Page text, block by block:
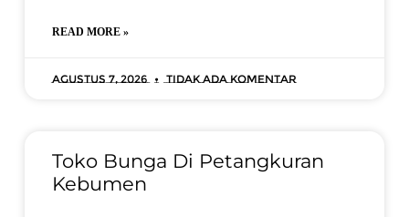
READ MORE »
Agustus 7, 2026 Tidak ada komentar
Toko Bunga Di Petangkuran
Kebumen